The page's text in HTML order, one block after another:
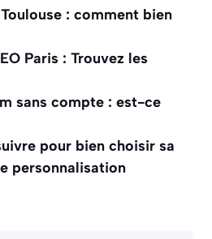
: comment bien
Paris : Trouvez les
sans compte : est-ce
pour bien choisir sa
personnalisation